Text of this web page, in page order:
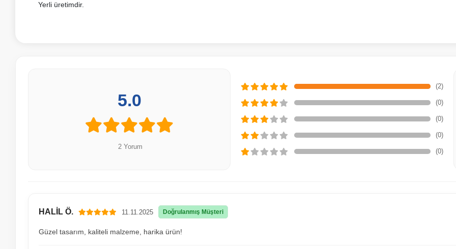
Yerli üretimdir.
5.0
2 Yorum
(2)
(0)
(0)
(0)
(0)
HALİL Ö. 11.11.2025 Doğrulanmış Müşteri
Güzel tasarım, kaliteli malzeme, harika ürün!